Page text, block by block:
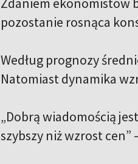
pozostanie rosnąca
Według prognozy
Natomiast dynamika
„Dobrą wiadomością
szybszy niż wzrost cen”